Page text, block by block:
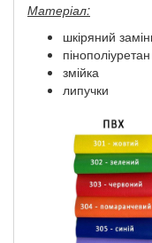
Матеріал:
шкіряний
змійка
липучки